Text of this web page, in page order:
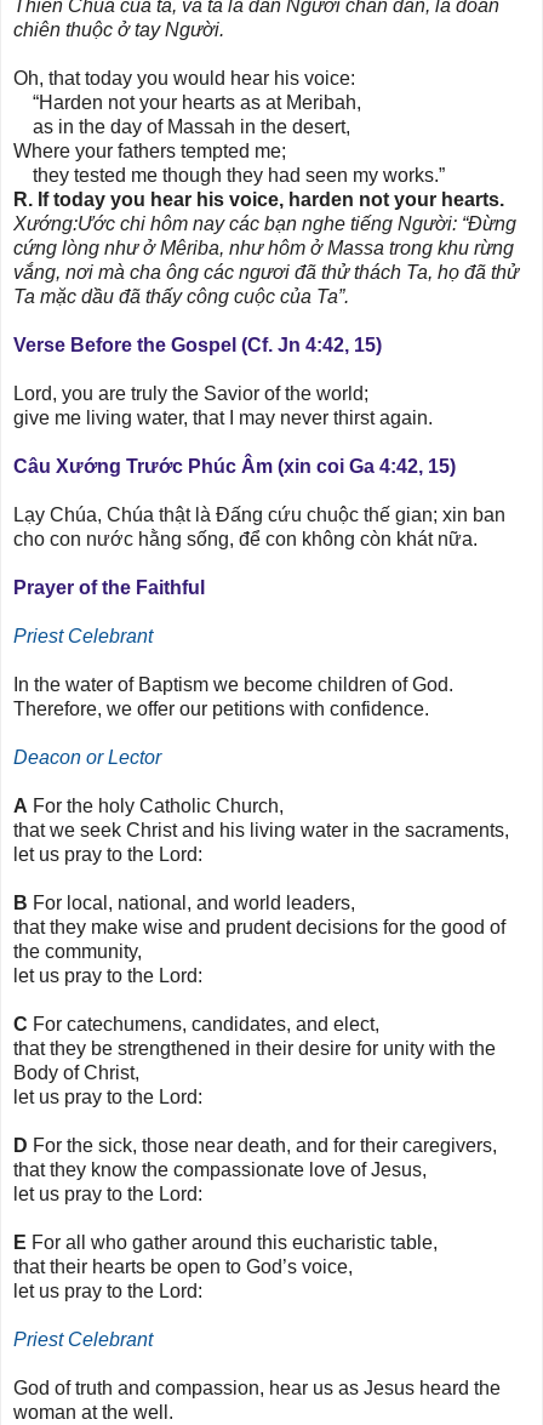
Thiên Chúa của ta, và ta là dân Người chăn dẫn, là đoàn
chiên thuộc ở tay Người.
Oh, that today you would hear his voice:
“Harden not your hearts as at Meribah,
as in the day of Massah in the desert,
Where your fathers tempted me;
they tested me though they had seen my works.”
R. If today you hear his voice, harden not your hearts.
Xướng:Ước chi hôm nay các bạn nghe tiếng Người: “Ðừng
cứng lòng như ở Mêriba, như hôm ở Massa trong khu rừng
vắng, nơi mà cha ông các ngươi đã thử thách Ta, họ đã thử
Ta mặc dầu đã thấy công cuộc của Ta”.
Verse Before the Gospel (Cf. Jn 4:42, 15)
Lord, you are truly the Savior of the world;
give me living water, that I may never thirst again.
Câu Xướng Trước Phúc Âm (xin coi Ga 4:42, 15)
Lạy Chúa, Chúa thật là Ðấng cứu chuộc thế gian; xin ban
cho con nước hằng sống, để con không còn khát nữa.
Prayer of the Faithful
Priest Celebrant
In the water of Baptism we become children of God.
Therefore, we offer our petitions with confidence.
Deacon or Lector
A For the holy Catholic Church,
that we seek Christ and his living water in the sacraments,
let us pray to the Lord:
B For local, national, and world leaders,
that they make wise and prudent decisions for the good of
the community,
let us pray to the Lord:
C For catechumens, candidates, and elect,
that they be strengthened in their desire for unity with the
Body of Christ,
let us pray to the Lord:
D For the sick, those near death, and for their caregivers,
that they know the compassionate love of Jesus,
let us pray to the Lord:
E For all who gather around this eucharistic table,
that their hearts be open to God’s voice,
let us pray to the Lord:
Priest Celebrant
God of truth and compassion, hear us as Jesus heard the
woman at the well.